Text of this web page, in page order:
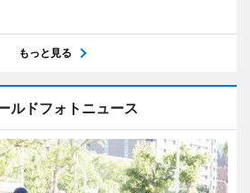
もっと見る
ルドフォトニュース